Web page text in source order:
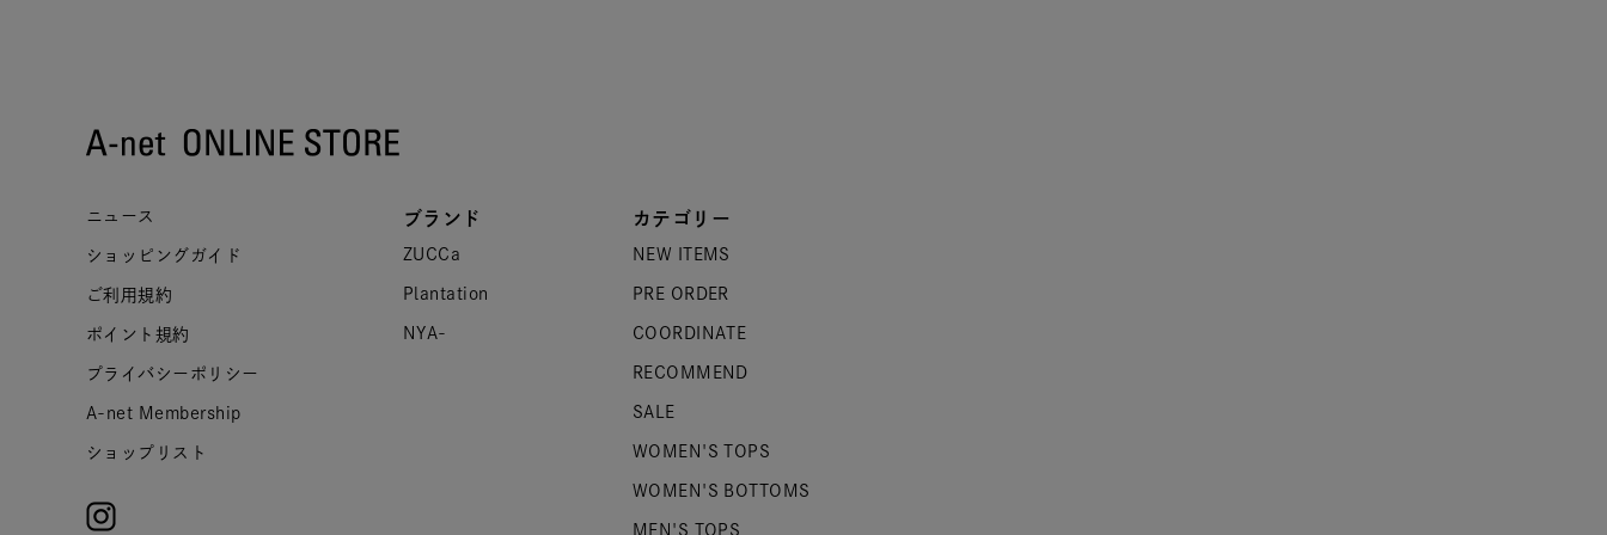
ニュース
ショッピングガイド
ご利用規約
ポイント規約
プライバシーポリシー
A-net Membership
ショップリスト
ブランド
ZUCCa
Plantation
NYA-
カテゴリー
NEW ITEMS
PRE ORDER
COORDINATE
RECOMMEND
SALE
WOMEN'S TOPS
WOMEN'S BOTTOMS
MEN'S TOPS